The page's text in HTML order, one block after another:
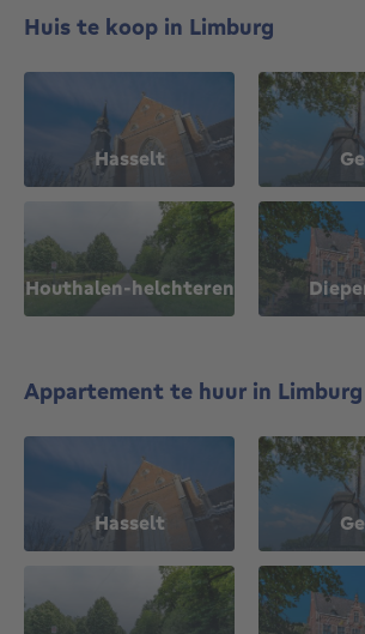
Huis te koop in Limburg
Hasselt
Houthalen-helchteren
Appartement te huur in Limburg
Hasselt